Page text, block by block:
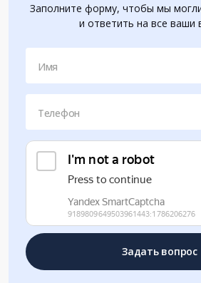
Заполните форму, чтобы мы
и ответить на все ваши
Имя
Телефон
Задать вопрос